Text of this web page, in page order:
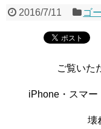
2016/7/11 ゴ
ご覧いた
iPhone・スマー
壊